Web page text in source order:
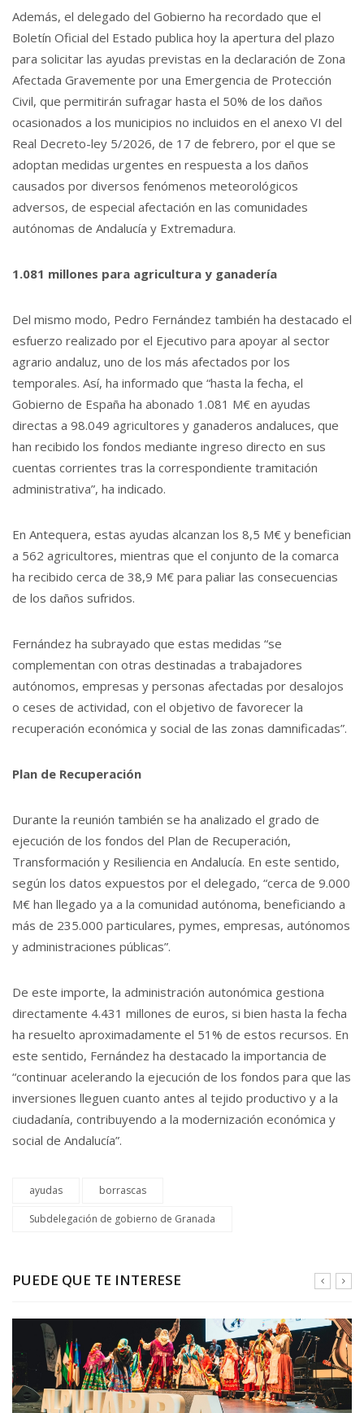
Además, el delegado del Gobierno ha recordado que el
Boletín Oficial del Estado publica hoy la apertura del plazo
para solicitar las ayudas previstas en la declaración de Zona
Afectada Gravemente por una Emergencia de Protección
Civil, que permitirán sufragar hasta el 50% de los daños
ocasionados a los municipios no incluidos en el anexo VI del
Real Decreto-ley 5/2026, de 17 de febrero, por el que se
adoptan medidas urgentes en respuesta a los daños
causados por diversos fenómenos meteorológicos
adversos, de especial afectación en las comunidades
autónomas de Andalucía y Extremadura.
1.081 millones para agricultura y ganadería
Del mismo modo, Pedro Fernández también ha destacado el
esfuerzo realizado por el Ejecutivo para apoyar al sector
agrario andaluz, uno de los más afectados por los
temporales. Así, ha informado que “hasta la fecha, el
Gobierno de España ha abonado 1.081 M€ en ayudas
directas a 98.049 agricultores y ganaderos andaluces, que
han recibido los fondos mediante ingreso directo en sus
cuentas corrientes tras la correspondiente tramitación
administrativa”, ha indicado.
En Antequera, estas ayudas alcanzan los 8,5 M€ y benefician
a 562 agricultores, mientras que el conjunto de la comarca
ha recibido cerca de 38,9 M€ para paliar las consecuencias
de los daños sufridos.
Fernández ha subrayado que estas medidas “se
complementan con otras destinadas a trabajadores
autónomos, empresas y personas afectadas por desalojos
o ceses de actividad, con el objetivo de favorecer la
recuperación económica y social de las zonas damnificadas”.
Plan de Recuperación
Durante la reunión también se ha analizado el grado de
ejecución de los fondos del Plan de Recuperación,
Transformación y Resiliencia en Andalucía. En este sentido,
según los datos expuestos por el delegado, “cerca de 9.000
M€ han llegado ya a la comunidad autónoma, beneficiando a
más de 235.000 particulares, pymes, empresas, autónomos
y administraciones públicas”.
De este importe, la administración autonómica gestiona
directamente 4.431 millones de euros, si bien hasta la fecha
ha resuelto aproximadamente el 51% de estos recursos. En
este sentido, Fernández ha destacado la importancia de
“continuar acelerando la ejecución de los fondos para que las
inversiones lleguen cuanto antes al tejido productivo y a la
ciudadanía, contribuyendo a la modernización económica y
social de Andalucía”.
ayudas borrascas
Subdelegación de gobierno de Granada
PUEDE QUE TE INTERESE